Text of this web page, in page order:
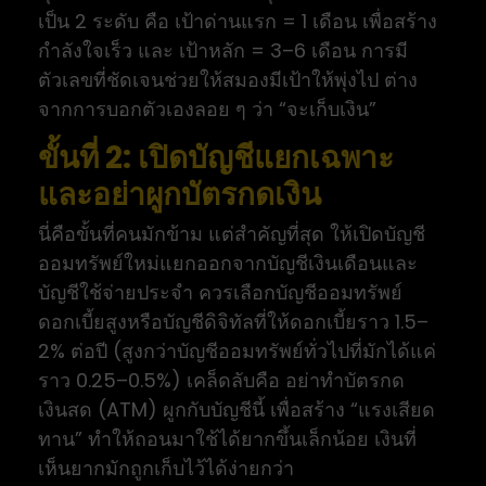
เป็น 2 ระดับ คือ เป้าด่านแรก = 1 เดือน เพื่อสร้าง
กำลังใจเร็ว และ เป้าหลัก = 3–6 เดือน การมี
ตัวเลขที่ชัดเจนช่วยให้สมองมีเป้าให้พุ่งไป ต่าง
จากการบอกตัวเองลอย ๆ ว่า “จะเก็บเงิน”
ขั้นที่ 2: เปิดบัญชีแยกเฉพาะ
และอย่าผูกบัตรกดเงิน
นี่คือขั้นที่คนมักข้าม แต่สำคัญที่สุด ให้เปิดบัญชี
ออมทรัพย์ใหม่แยกออกจากบัญชีเงินเดือนและ
บัญชีใช้จ่ายประจำ ควรเลือกบัญชีออมทรัพย์
ดอกเบี้ยสูงหรือบัญชีดิจิทัลที่ให้ดอกเบี้ยราว 1.5–
2% ต่อปี (สูงกว่าบัญชีออมทรัพย์ทั่วไปที่มักได้แค่
ราว 0.25–0.5%) เคล็ดลับคือ อย่าทำบัตรกด
เงินสด (ATM) ผูกกับบัญชีนี้ เพื่อสร้าง “แรงเสียด
ทาน” ทำให้ถอนมาใช้ได้ยากขึ้นเล็กน้อย เงินที่
เห็นยากมักถูกเก็บไว้ได้ง่ายกว่า